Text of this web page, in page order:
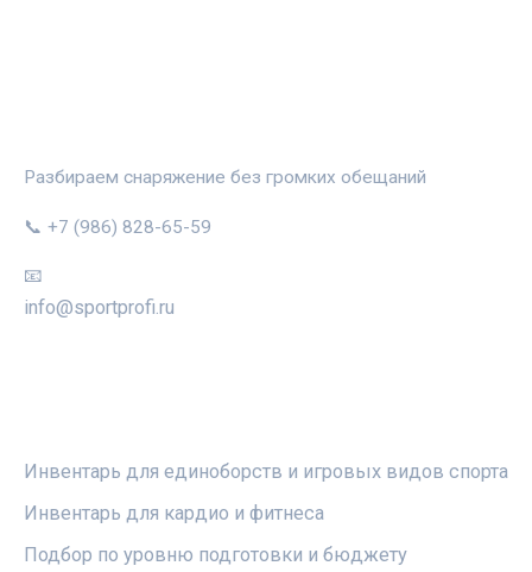
Разбираем снаряжение без громких обещаний
📞 +7 (986) 828-65-59
📧
info@sportprofi.ru
Инвентарь для единоборств и игровых видов спорта
Инвентарь для кардио и фитнеса
Подбор по уровню подготовки и бюджету